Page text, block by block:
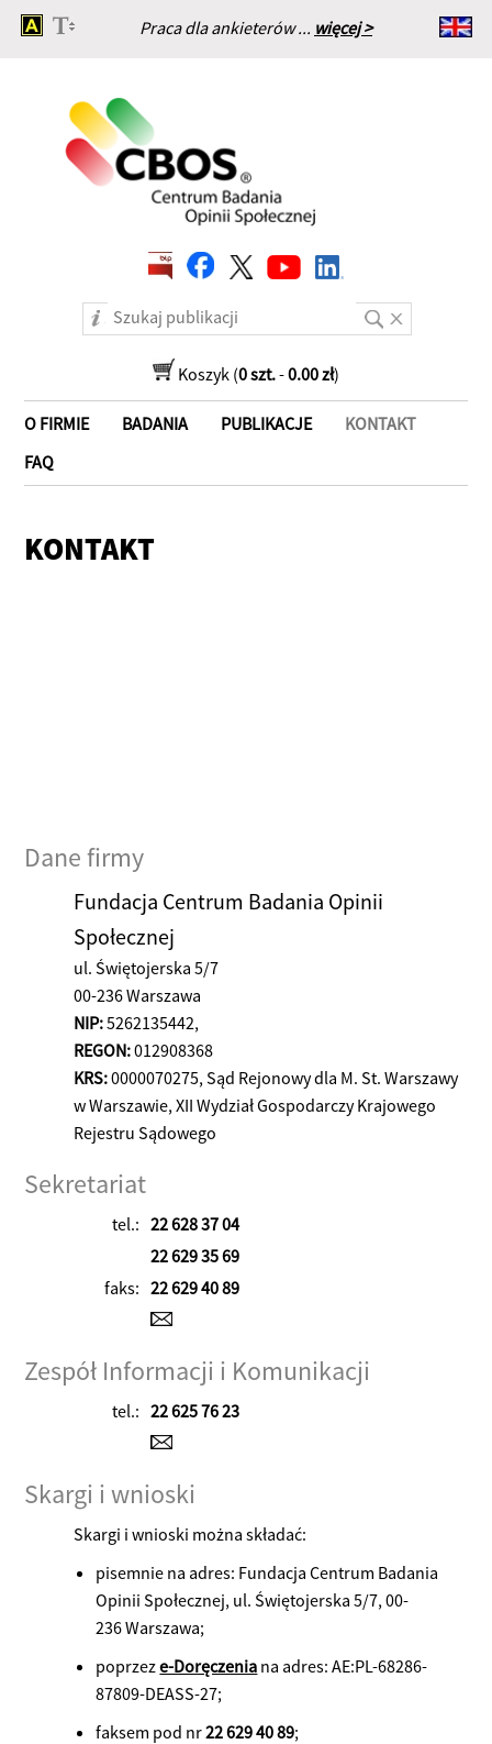
Praca dla ankieterów ... więcej >
Strona główna
Koszyk (0 szt.-0.00 zł)
O FIRMIE BADANIA PUBLIKACJE
KONTAKT
FAQ
KONTAKT
Dane firmy
Fundacja Centrum Badania Opinii
Społecznej
ul. Świętojerska 5/7
00-236 Warszawa
NIP:5262135442,
REGON:012908368
KRS:0000070275, Sąd Rejonowy dla M. St. Warszawy
w Warszawie, XII Wydział Gospodarczy Krajowego
Rejestru Sądowego
Sekretariat
tel.: 22 628 37 04
22 629 35 69
faks: 22 629 40 89
Zespół Informacji i Komunikacji
tel.: 22 625 76 23
Skargi i wnioski
Skargi i wnioski można składać:
pisemnie na adres: Fundacja Centrum Badania
Opinii Społecznej, ul. Świętojerska 5/7, 00-
236 Warszawa;
poprzeze-Doręczenia na adres: AE:PL-68286-
87809-DEASS-27;
faksem pod nr22 629 40 89;